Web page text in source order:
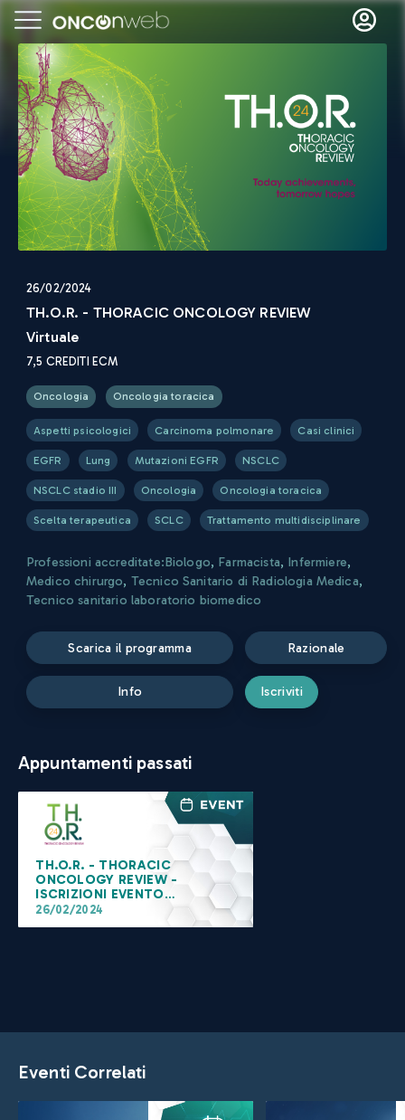
26/02/2024
TH.O.R. - THORACIC ONCOLOGY REVIEW
Virtuale
7,5 CREDITI ECM
Oncologia Oncologia toracica
Aspetti psicologici Carcinoma polmonare Casi clinici
EGFR Lung Mutazioni EGFR NSCLC
NSCLC stadio III Oncologia Oncologia toracica
Scelta terapeutica SCLC Trattamento multidisciplinare
Professioni accreditate:Biologo, Farmacista, Infermiere,
Medico chirurgo, Tecnico Sanitario di Radiologia Medica,
Tecnico sanitario laboratorio biomedico
scarica il programma razionale
info iscriviti
Appuntamenti passati
TH.O.R. - THORACIC
ONCOLOGY REVIEW -
ISCRIZIONI EVENTO
VIRTUALE
26/02/2024
Eventi Correlati